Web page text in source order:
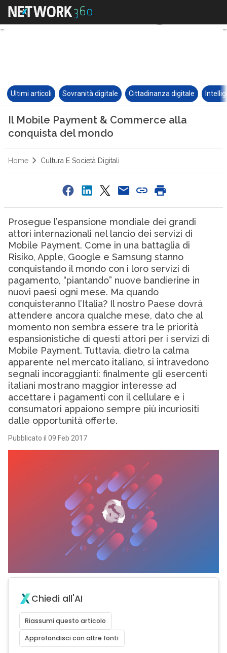
Ultimi articoli Sovranità digitale Cittadinanza digitale
Il Mobile Payment & Commerce alla
conquista del mondo
Home Cultura E Società Digitali
Prosegue l’espansione mondiale dei grandi
attori internazionali nel lancio dei servizi di
Mobile Payment. Come in una battaglia di
Risiko, Apple, Google e Samsung stanno
conquistando il mondo con i loro servizi di
pagamento, “piantando” nuove bandierine in
nuovi paesi ogni mese. Ma quando
conquisteranno l’Italia? Il nostro Paese dovrà
attendere ancora qualche mese, dato che al
momento non sembra essere tra le priorità
espansionistiche di questi attori per i servizi di
Mobile Payment. Tuttavia, dietro la calma
apparente nel mercato italiano, si intravedono
segnali incoraggianti: finalmente gli esercenti
italiani mostrano maggior interesse ad
accettare i pagamenti con il cellulare e i
consumatori appaiono sempre più incuriositi
dalle opportunità offerte.
Pubblicato il 09 Feb 2017
Chiedi all'AI
Riassumi questo articolo
Approfondisci con altre fonti